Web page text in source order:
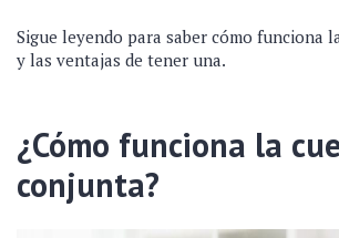
Sigue leyendo para saber cómo funciona
y las ventajas de tener una.
¿Cómo funciona la
conjunta?